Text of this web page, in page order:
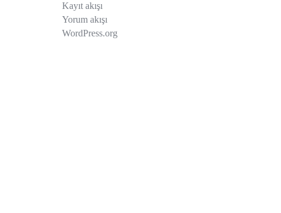
Kayıt akışı
Yorum akışı
WordPress.org